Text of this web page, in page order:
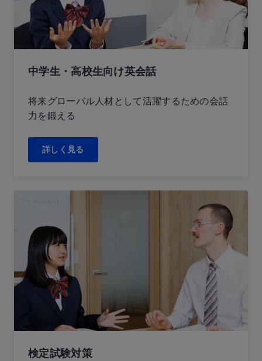
中学生・高校生向け英会話
将来グローバル人材として活躍するための会話
力を鍛える
詳しく見る
検定試験対策